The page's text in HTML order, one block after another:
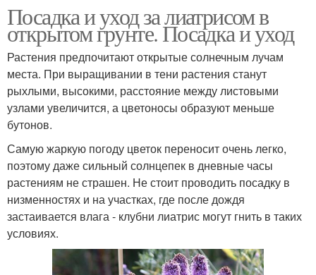
Посадка и уход за лиатрисом в
открытом грунте. Посадка и уход
Растения предпочитают открытые солнечным лучам
места. При выращивании в тени растения станут
рыхлыми, высокими, расстояние между листовыми
узлами увеличится, а цветоносы образуют меньше
бутонов.
Самую жаркую погоду цветок переносит очень легко,
поэтому даже сильный солнцепек в дневные часы
растениям не страшен. Не стоит проводить посадку в
низменностях и на участках, где после дождя
застаивается влага - клубни лиатрис могут гнить в таких
условиях.